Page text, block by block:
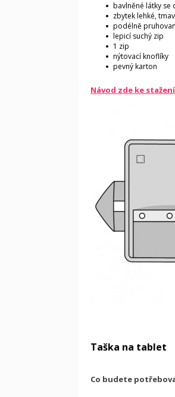
bavlněné látky se
zbytek lehké,
podélně
lepicí suchý zip
1 zip
nýtovací knoflíky
pevný karton
Návod zde ke stažení
Taška na tablet
Co budete